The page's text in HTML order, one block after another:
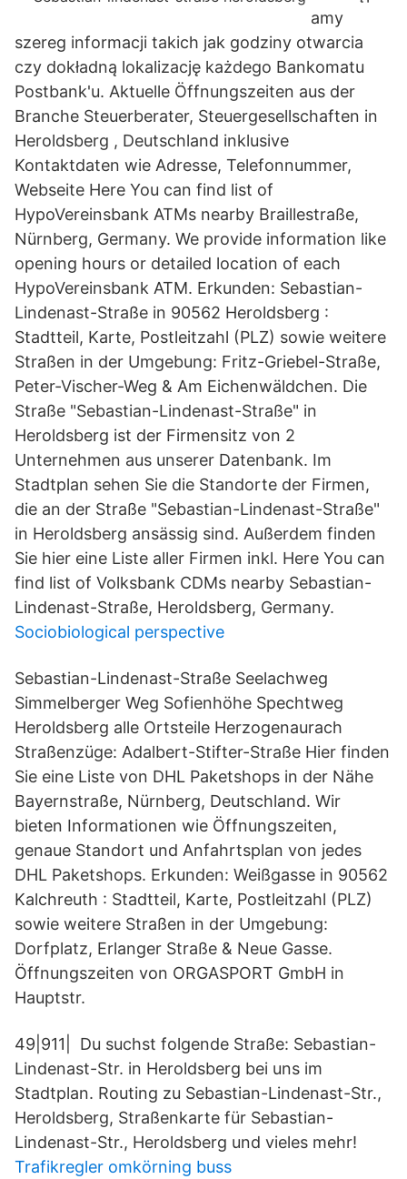
amy
szereg informacji takich jak godziny otwarcia
czy dokładną lokalizację każdego Bankomatu
Postbank'u. Aktuelle Öffnungszeiten aus der
Branche Steuerberater, Steuergesellschaften in
Heroldsberg , Deutschland inklusive
Kontaktdaten wie Adresse, Telefonnummer,
Webseite Here You can find list of
HypoVereinsbank ATMs nearby Braillestraße,
Nürnberg, Germany. We provide information like
opening hours or detailed location of each
HypoVereinsbank ATM. Erkunden: Sebastian-
Lindenast-Straße in 90562 Heroldsberg :
Stadtteil, Karte, Postleitzahl (PLZ) sowie weitere
Straßen in der Umgebung: Fritz-Griebel-Straße,
Peter-Vischer-Weg & Am Eichenwäldchen. Die
Straße "Sebastian-Lindenast-Straße" in
Heroldsberg ist der Firmensitz von 2
Unternehmen aus unserer Datenbank. Im
Stadtplan sehen Sie die Standorte der Firmen,
die an der Straße "Sebastian-Lindenast-Straße"
in Heroldsberg ansässig sind. Außerdem finden
Sie hier eine Liste aller Firmen inkl. Here You can
find list of Volksbank CDMs nearby Sebastian-
Lindenast-Straße, Heroldsberg, Germany.
Sociobiological perspective
Sebastian-Lindenast-Straße Seelachweg
Simmelberger Weg Sofienhöhe Spechtweg
Heroldsberg alle Ortsteile Herzogenaurach
Straßenzüge: Adalbert-Stifter-Straße Hier finden
Sie eine Liste von DHL Paketshops in der Nähe
Bayernstraße, Nürnberg, Deutschland. Wir
bieten Informationen wie Öffnungszeiten,
genaue Standort und Anfahrtsplan von jedes
DHL Paketshops. Erkunden: Weißgasse in 90562
Kalchreuth : Stadtteil, Karte, Postleitzahl (PLZ)
sowie weitere Straßen in der Umgebung:
Dorfplatz, Erlanger Straße & Neue Gasse.
Öffnungszeiten von ORGASPORT GmbH in
Hauptstr.
49|911| Du suchst folgende Straße: Sebastian-
Lindenast-Str. in Heroldsberg bei uns im
Stadtplan. Routing zu Sebastian-Lindenast-Str.,
Heroldsberg, Straßenkarte für Sebastian-
Lindenast-Str., Heroldsberg und vieles mehr!
Trafikregler omkörning buss